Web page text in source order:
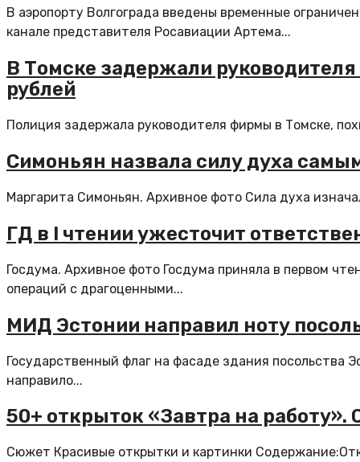
В аэропорту Волгограда введены временные
канале представителя Росавиации Артема...
В Томске задержали
рублей
Полиция задержала руководителя фирмы в Томске,
Симоньян назвала силу духа
Маргарита Симоньян. Архивное фото Сила духа
ГД в I чтении ужесточит
Госдума. Архивное фото Госдума приняла в первом
операций с драгоценными...
МИД Эстонии направил ноту
Государственный флаг на фасаде здания
направило...
50+ открыток «Завтра на
Сюжет Красивые открытки и картинки